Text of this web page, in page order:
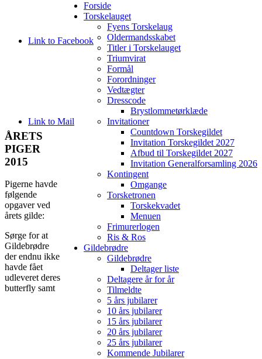
Link to Facebook
Link to Mail
Forside
Torskelauget
Fyens Torskelaug
Oldermandsskabet
Titler i Torskelauget
Triumvirat
Formål
Forordninger
Vedtægter
Dresscode
Brystlommetørklæde
Invitationer
Countdown Torskegildet
Invitation Torskegildet 2027
Afbud til Torskegildet 2027
Invitation Generalforsamling 2026
Kontingent
Omgange
Torsketronen
Torskekvadet
Menuen
Frimurerlogen
Ris & Ros
Gildebrødre
Gildebrødre
Deltager liste
Deltagere år for år
Tilmeldte
5 års jubilarer
10 års jubilarer
15 års jubilarer
20 års jubilarer
25 års jubilarer
Kommende Jubilarer
ÅRETS
PIGER
2015
Pigerne havde
følgende
opgaver ved
årets gilde:
Sørge for at
Gildebrødre
der endnu ikke
havde fået
udleveret deres
butterfly samt